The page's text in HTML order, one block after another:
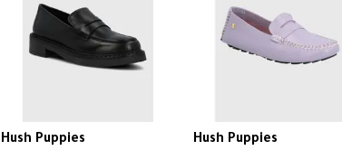
Hush Puppies
Hush Puppies